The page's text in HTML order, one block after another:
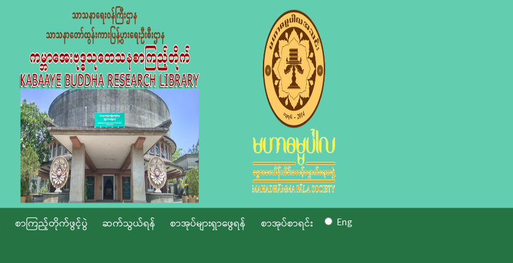
စာကြည့်တိုက်ဖွင့်ပွဲ ဆက်သွယ်ရန် စာအုပ်များရှာဖွေရန် စာအုပ်စာရင်း Eng